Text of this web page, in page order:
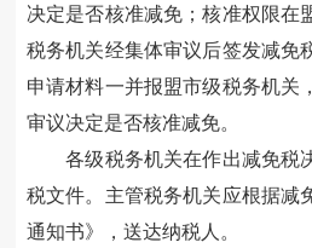
决定是否核准减免；核准权限在
税务机关经集体审议后签发减免
申请材料一并报盟市级税务机关
审议决定是否核准减免。
各级税务机关在作出减免税
税文件。主管税务机关应根据减
通知书》，送达纳税人。